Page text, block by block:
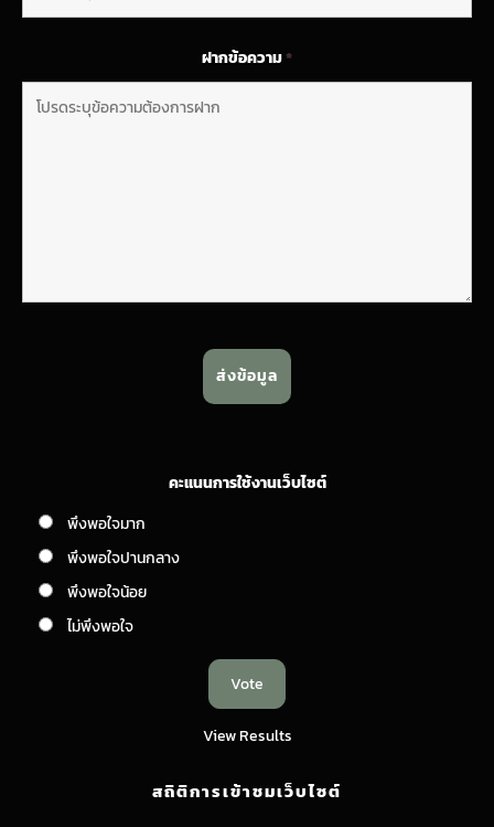
ฝากข้อความ*
คะแนนการใช้งานเว็บไซต์
พึงพอใจมาก
พึงพอใจปานกลาง
พึงพอใจน้อย
ไม่พึงพอใจ
View Results
สถิติการเข้าชมเว็บไซต์